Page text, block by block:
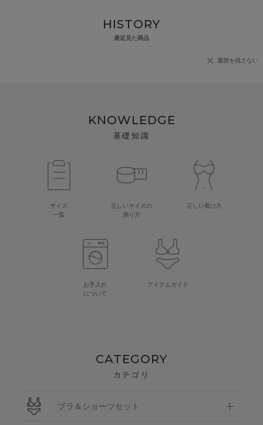
HISTORY
最近見た商品
履歴を残さない
KNOWLEDGE
基礎知識
サイズ
一覧
正しいサイズの
測り方
正しい着け方
お手入れ
について
アイテムガイド
CATEGORY
カテゴリ
ブラ＆ショーツセット